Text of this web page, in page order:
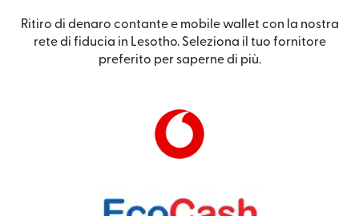
Ritiro di denaro contante e mobile wallet con la nostra
rete di fiducia in Lesotho. Seleziona il tuo fornitore
preferito per saperne di più.